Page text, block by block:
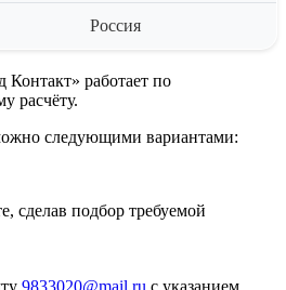
Россия
работает по
расчёту.
следующими вариантами:
сделав подбор требуемой